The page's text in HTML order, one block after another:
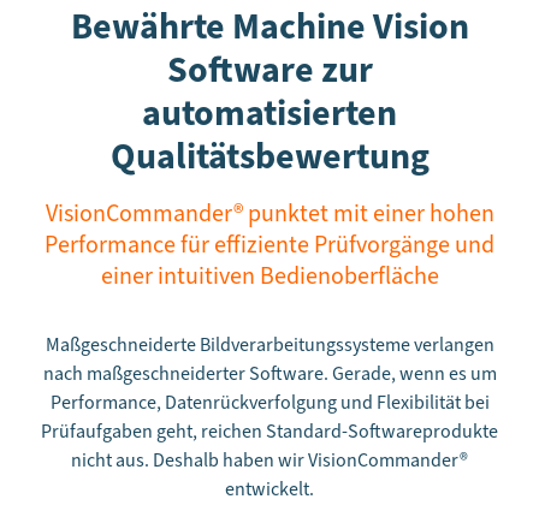
Bewährte Machine Vision
Software zur
automatisierten
Qualitätsbewertung
VisionCommander® punktet mit einer hohen
Performance für effiziente Prüfvorgänge und
einer intuitiven Bedienoberfläche
Maßgeschneiderte Bildverarbeitungssysteme verlangen
nach maßgeschneiderter Software. Gerade, wenn es um
Performance, Datenrückverfolgung und Flexibilität bei
Prüfaufgaben geht, reichen Standard-Softwareprodukte
nicht aus. Deshalb haben wir VisionCommander®
entwickelt.